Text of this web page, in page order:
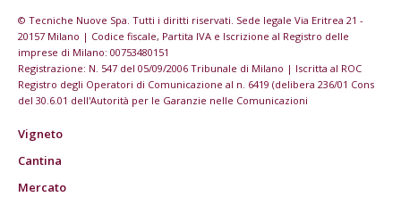
© Tecniche Nuove Spa. Tutti i diritti riservati. Sede legale Via Eritrea 21 -
20157 Milano | Codice fiscale, Partita IVA e Iscrizione al Registro delle
imprese di Milano: 00753480151
Registrazione: N. 547 del 05/09/2006 Tribunale di Milano | Iscritta al ROC
Registro degli Operatori di Comunicazione al n. 6419 (delibera 236/01 Cons
del 30.6.01 dell'Autorità per le Garanzie nelle Comunicazioni
Vigneto
Cantina
Mercato